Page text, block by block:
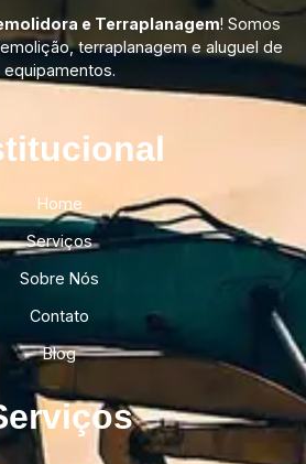
e Terraplanagem! Somos
terraplanagem e aluguel de
equipamentos.
Home
Serviços
Sobre Nós
Contato
Blog